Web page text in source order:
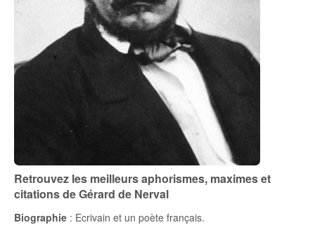
Retrouvez les meilleurs aphorismes, maximes et
citations de Gérard de Nerval
Biographie : Ecrivain et un poète français.